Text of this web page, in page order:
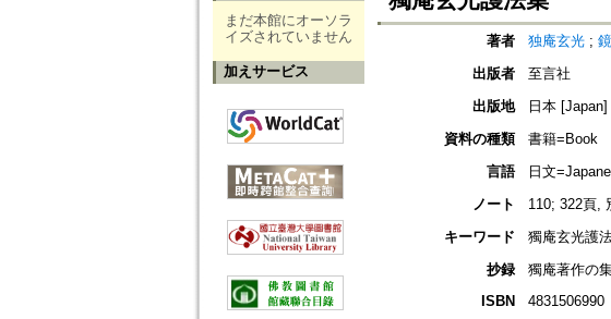
まだ本館にオーソラ
イズされていません
加えサービス
著者 独庵玄光;
出版者
至言社
出版地
日本 [Japan]
資料の種類
書籍=Book
言語
日文
ノート
110; 322頁,
キーワード
獨庵玄光護
抄録
獨庵著作の
ISBN
4831506990